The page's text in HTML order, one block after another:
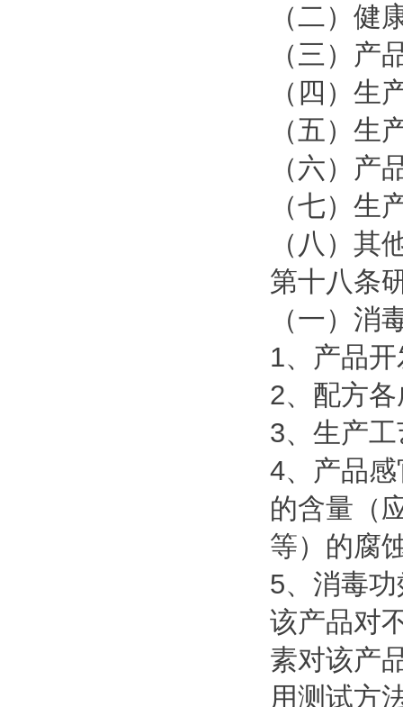
（二）健
（三）产
（四）生
（五）生
（六）产
（七）生
（八）其
第十八条
（一）消
1、产品
2、配方
3、生产
4、产品
的含量（
等）的腐
5、消毒
该产品对
素对该产
用测试方